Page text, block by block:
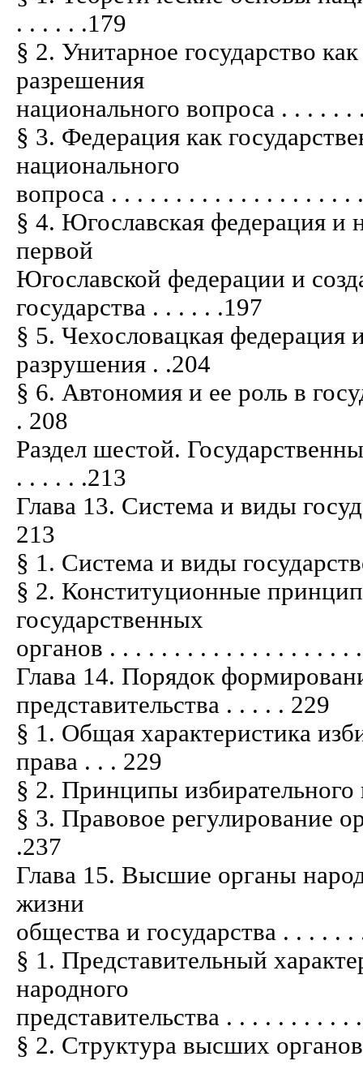
. . . . . .179
§ 2. Унитарное государство
разрешения
национального вопроса . . . . .
§ 3. Федерация как
национального
вопроса . . . . . . . . . . . . . . . . . . .
§ 4. Югославская федерация и
первой
Югославской федерации и
государства . . . . . .197
§ 5. Чехословацкая
разрушения . .204
§ 6. Автономия и ее роль в
. 208
Раздел шестой.
. . . . . .213
Глава 13. Система и виды
213
§ 1. Система и виды
§ 2. Конституционные
государственных
органов . . . . . . . . . . . . . . . . . . .
Глава 14. Порядок
представительства . . . . . 229
§ 1. Общая характеристика
права . . . 229
§ 2. Принципы
§ 3. Правовое регулирование
.237
Глава 15. Высшие органы
жизни
общества и государства . . . . .
§ 1. Представительный
народного
представительства . . . . . . . . .
§ 2. Структура высших